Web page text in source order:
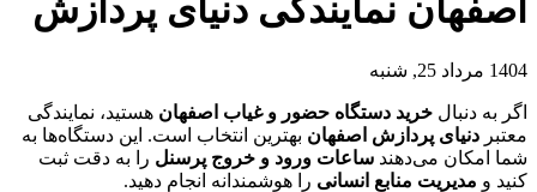
اصفهان نمایندگی دنیای پردازش
1404 مرداد 25, شنبه
اگر به دنبال خرید دستگاه حضور و غیاب اصفهان هستید، نمایندگی
معتبر دنیای پردازش اصفهان بهترین انتخاب است. این دستگاه‌ها به
شما امکان می‌دهند ساعات ورود و خروج پرسنل را به دقت ثبت
کنید و مدیریت منابع انسانی را هوشمندانه انجام دهید.